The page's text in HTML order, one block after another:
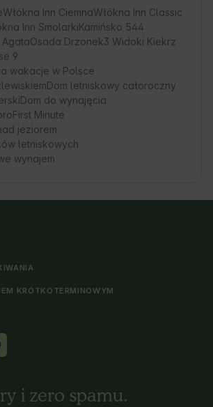
Włókna Inn CiemnaWłókna Inn Classic
Inn SmolarkiKamińsko 544
Osada Drzonek3 Widoki Kiekrz
9
wakacje w Polsce
Dom letniskowy całoroczny
Dom do wynajęcia
First Minute
jeziorem
letniskowych
wynajem
KRÓTKOTERMINOWYM
i zero spamu.